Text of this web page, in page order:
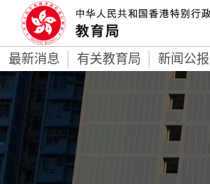
最新消息 有关教育局 新闻公报